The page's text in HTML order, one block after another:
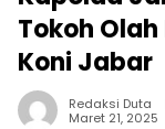
Tokoh
Koni Jabar
Redaksi Duta
Maret 21, 2025